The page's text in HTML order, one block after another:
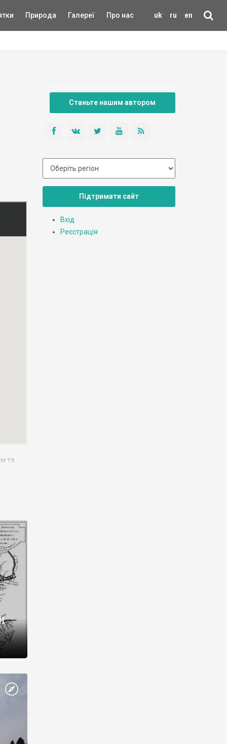
uk ru en
Природа Галереї Про нас
та
Станьте нашим автором
Підтримати сайт
Вхід
Реєстрація